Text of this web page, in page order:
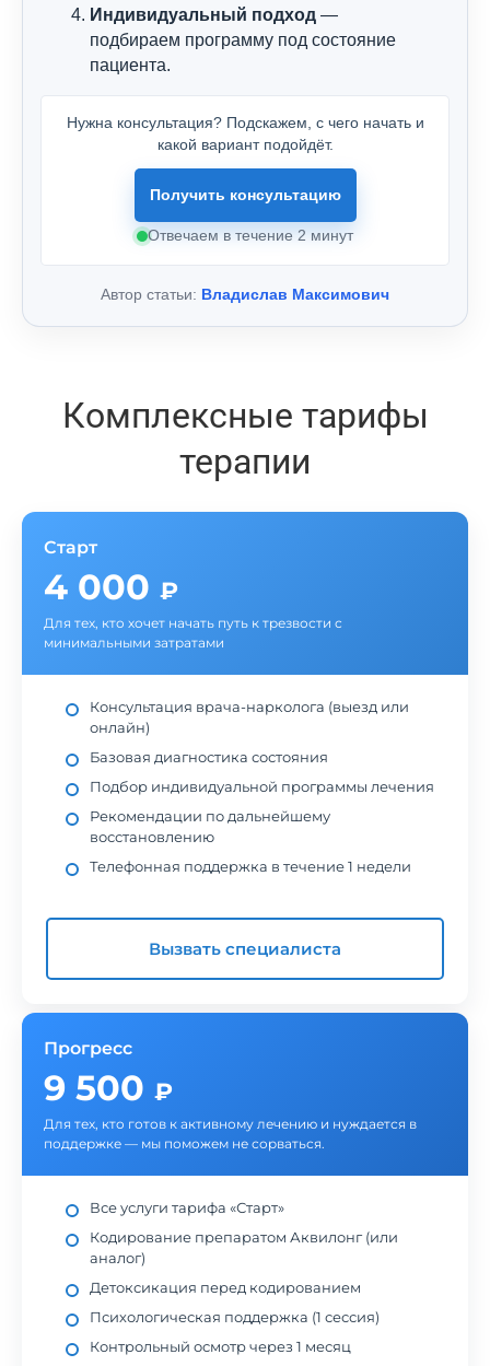
Индивидуальный подход —
подбираем программу под состояние
пациента.
Нужна консультация? Подскажем, с чего начать и
какой вариант подойдёт.
Получить консультацию
Отвечаем в течение 2 минут
Автор статьи: Владислав Максимович
Комплексные тарифы
терапии
Старт
4 000 ₽
Для тех, кто хочет начать путь к трезвости с
минимальными затратами
Консультация врача-нарколога (выезд или
онлайн)
Базовая диагностика состояния
Подбор индивидуальной программы лечения
Рекомендации по дальнейшему
восстановлению
Телефонная поддержка в течение 1 недели
Вызвать специалиста
Прогресс
9 500 ₽
Для тех, кто готов к активному лечению и нуждается в
поддержке — мы поможем не сорваться.
Все услуги тарифа «Старт»
Кодирование препаратом Аквилонг (или
аналог)
Детоксикация перед кодированием
Психологическая поддержка (1 сессия)
Контрольный осмотр через 1 месяц